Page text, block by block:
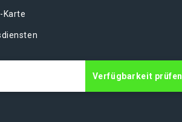
Karte
Verfügbarkeit prüfen